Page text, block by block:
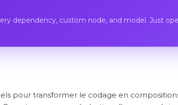
dependency, custom node, and model. Just
pour transformer le codage en